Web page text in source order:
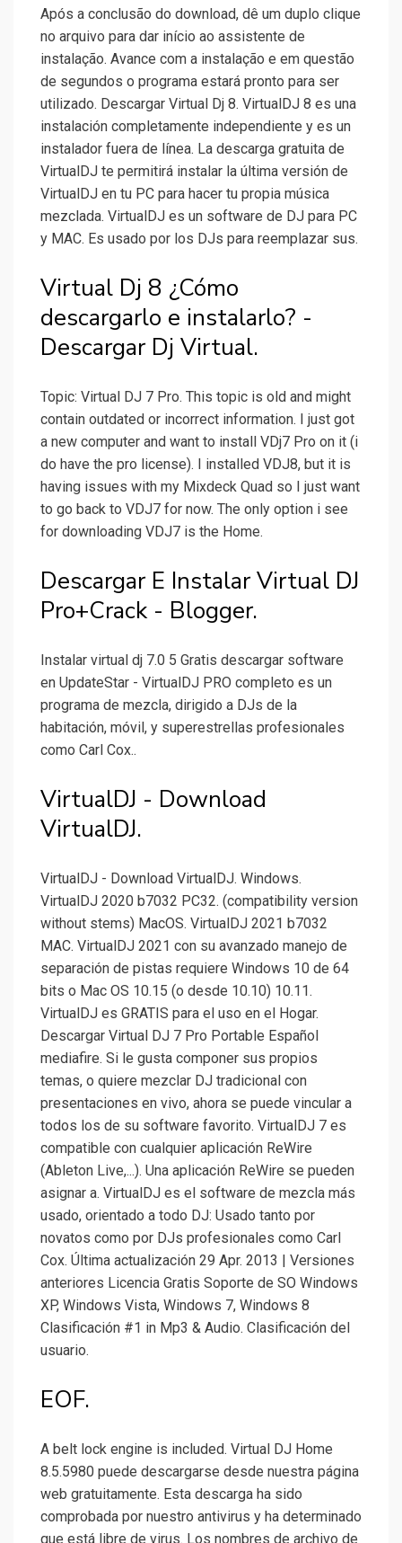
Após a conclusão do download, dê um duplo clique
no arquivo para dar início ao assistente de
instalação. Avance com a instalação e em questão
de segundos o programa estará pronto para ser
utilizado. Descargar Virtual Dj 8. VirtualDJ 8 es una
instalación completamente independiente y es un
instalador fuera de línea. La descarga gratuita de
VirtualDJ te permitirá instalar la última versión de
VirtualDJ en tu PC para hacer tu propia música
mezclada. VirtualDJ es un software de DJ para PC
y MAC. Es usado por los DJs para reemplazar sus.
Virtual Dj 8 ¿Cómo
descargarlo e instalarlo? -
Descargar Dj Virtual.
Topic: Virtual DJ 7 Pro. This topic is old and might
contain outdated or incorrect information. I just got
a new computer and want to install VDj7 Pro on it (i
do have the pro license). I installed VDJ8, but it is
having issues with my Mixdeck Quad so I just want
to go back to VDJ7 for now. The only option i see
for downloading VDJ7 is the Home.
Descargar E Instalar Virtual DJ
Pro+Crack - Blogger.
Instalar virtual dj 7.0 5 Gratis descargar software
en UpdateStar - VirtualDJ PRO completo es un
programa de mezcla, dirigido a DJs de la
habitación, móvil, y superestrellas profesionales
como Carl Cox..
VirtualDJ - Download
VirtualDJ.
VirtualDJ - Download VirtualDJ. Windows.
VirtualDJ 2020 b7032 PC32. (compatibility version
without stems) MacOS. VirtualDJ 2021 b7032
MAC. VirtualDJ 2021 con su avanzado manejo de
separación de pistas requiere Windows 10 de 64
bits o Mac OS 10.15 (o desde 10.10) 10.11.
VirtualDJ es GRATIS para el uso en el Hogar.
Descargar Virtual DJ 7 Pro Portable Español
mediafire. Si le gusta componer sus propios
temas, o quiere mezclar DJ tradicional con
presentaciones en vivo, ahora se puede vincular a
todos los de su software favorito. VirtualDJ 7 es
compatible con cualquier aplicación ReWire
(Ableton Live,...). Una aplicación ReWire se pueden
asignar a. VirtualDJ es el software de mezcla más
usado, orientado a todo DJ: Usado tanto por
novatos como por DJs profesionales como Carl
Cox. Última actualización 29 Apr. 2013 | Versiones
anteriores Licencia Gratis Soporte de SO Windows
XP, Windows Vista, Windows 7, Windows 8
Clasificación #1 in Mp3 & Audio. Clasificación del
usuario.
EOF.
A belt lock engine is included. Virtual DJ Home
8.5.5980 puede descargarse desde nuestra página
web gratuitamente. Esta descarga ha sido
comprobada por nuestro antivirus y ha determinado
que está libre de virus. Los nombres de archivo de